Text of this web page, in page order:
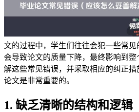
文的过程中，学生们往往会犯一些常
会导致论文的质量下降，最终影响到
解这些常见错误，并采取相应的纠正
论文是非常重要的。
1. 缺乏清晰的结构和逻辑